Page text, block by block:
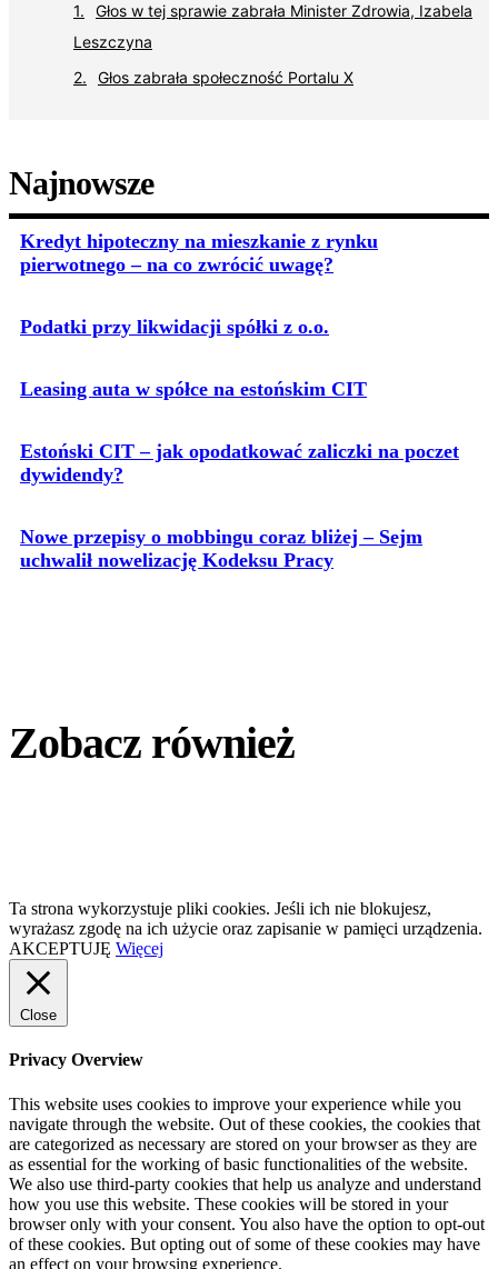
Głos w tej sprawie zabrała Minister Zdrowia, Izabela
Leszczyna
Głos zabrała społeczność Portalu X
Najnowsze
Kredyt hipoteczny na mieszkanie z rynku
pierwotnego – na co zwrócić uwagę?
Podatki przy likwidacji spółki z o.o.
Leasing auta w spółce na estońskim CIT
Estoński CIT – jak opodatkować zaliczki na poczet
dywidendy?
Nowe przepisy o mobbingu coraz bliżej – Sejm
uchwalił nowelizację Kodeksu Pracy
Zobacz również
Ta strona wykorzystuje pliki cookies. Jeśli ich nie blokujesz,
wyrażasz zgodę na ich użycie oraz zapisanie w pamięci urządzenia.
AKCEPTUJĘ Więcej
Close
Privacy Overview
This website uses cookies to improve your experience while you
navigate through the website. Out of these cookies, the cookies that
are categorized as necessary are stored on your browser as they are
as essential for the working of basic functionalities of the website.
We also use third-party cookies that help us analyze and understand
how you use this website. These cookies will be stored in your
browser only with your consent. You also have the option to opt-out
of these cookies. But opting out of some of these cookies may have
an effect on your browsing experience.